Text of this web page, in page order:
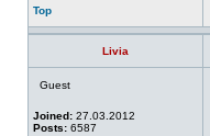
Top
Livia
Guest
Joined: 27.03.2012
Posts: 6587